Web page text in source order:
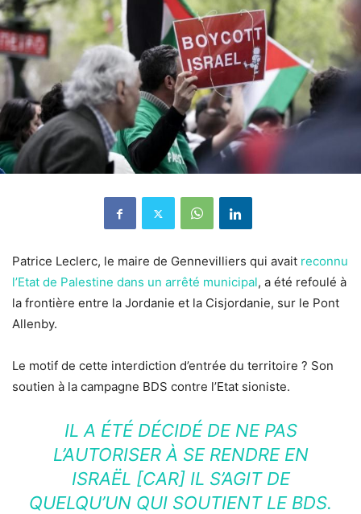
Patrice Leclerc, le maire de Gennevilliers qui avait reconnu
l’Etat de Palestine dans un arrêté municipal, a été refoulé à
la frontière entre la Jordanie et la Cisjordanie, sur le Pont
Allenby.
Le motif de cette interdiction d’entrée du territoire ? Son
soutien à la campagne BDS contre l’Etat sioniste.
IL A ÉTÉ DÉCIDÉ DE NE PAS
L’AUTORISER À SE RENDRE EN
ISRAËL [CAR] IL S’AGIT DE
QUELQU’UN QUI SOUTIENT LE BDS.